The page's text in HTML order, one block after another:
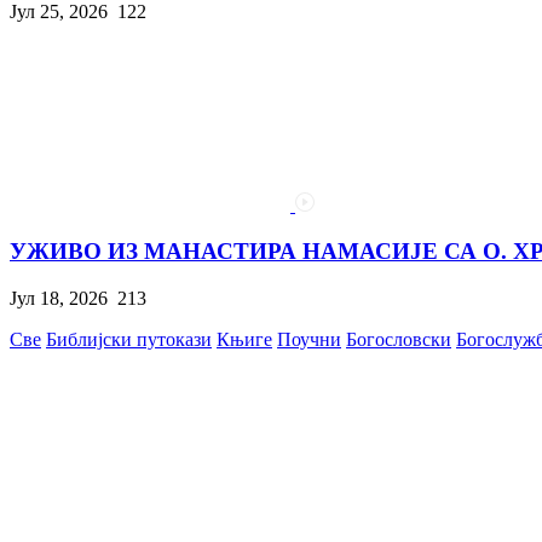
Јул 25, 2026 122
УЖИВО ИЗ МАНАСТИРА НАМАСИЈЕ СА О.
Јул 18, 2026 213
Све Библијски путокази Књиге Поучни Богословски